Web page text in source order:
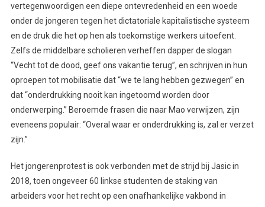
vertegenwoordigen een diepe ontevredenheid en een woede
onder de jongeren tegen het dictatoriale kapitalistische systeem
en de druk die het op hen als toekomstige werkers uitoefent.
Zelfs de middelbare scholieren verheffen dapper de slogan
“Vecht tot de dood, geef ons vakantie terug”, en schrijven in hun
oproepen tot mobilisatie dat “we te lang hebben gezwegen” en
dat “onderdrukking nooit kan ingetoomd worden door
onderwerping.” Beroemde frasen die naar Mao verwijzen, zijn
eveneens populair: “Overal waar er onderdrukking is, zal er verzet
zijn.”
Het jongerenprotest is ook verbonden met de strijd bij Jasic in
2018, toen ongeveer 60 linkse studenten de staking van
arbeiders voor het recht op een onafhankelijke vakbond in